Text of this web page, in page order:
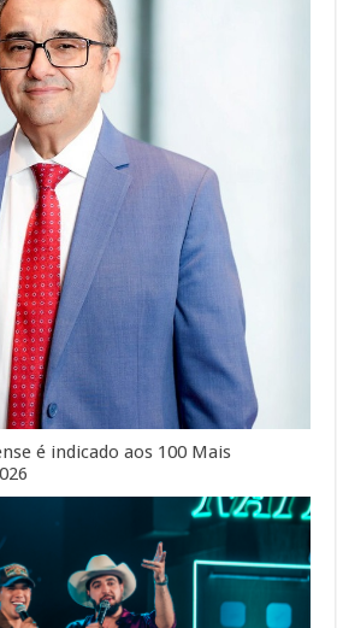
é indicado aos 100 Mais